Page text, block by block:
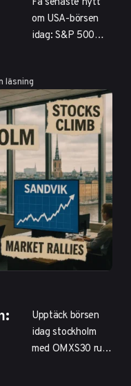
om USA-börsen
idag: S&P 500
vare tech och
volatilitet från
tullpolitik. Kolla
index, nyckeltal
och öppettider i
svensk tid för
investerare.
läsning
Upptäck börsen
idag stockholm
med OMXS30 runt